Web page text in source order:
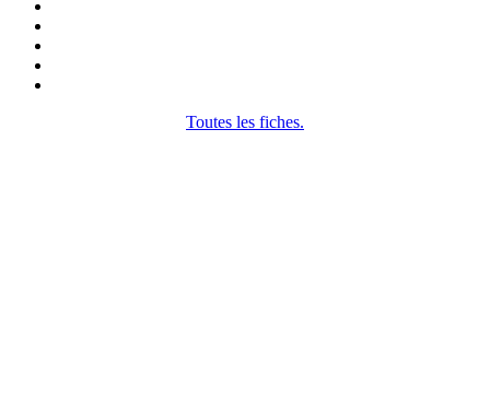
Toutes les fiches.